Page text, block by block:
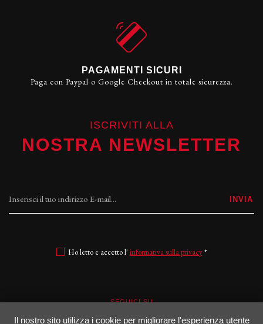
PAGAMENTI SICURI
Paga con Paypal o Google Checkout in totale sicurezza.
ISCRIVITI ALLA
NOSTRA NEWSLETTER
INVIA
Ho letto e accetto l' informativa sulla privacy*
SEGUICI SU
Il nostro sito utilizza i cookie per migliorare l'esperienza utente